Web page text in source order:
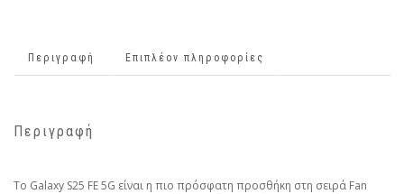
Περιγραφή Επιπλέον πληροφορίες
Περιγραφή
Το Galaxy S25 FE 5G είναι η πιο πρόσφατη προσθήκη στη σειρά Fan